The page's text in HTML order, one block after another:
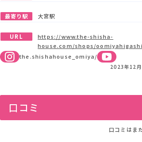
最寄り駅 大宮駅
URL
https://www.the-shisha-
house.com/shops/oomiyahigashi
the.shishahouse_omiya/
2023年12月
口コミ
口コミはま